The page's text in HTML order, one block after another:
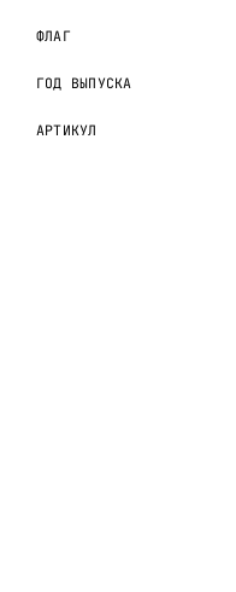
ФЛАГ
ГОД ВЫПУСКА
АРТИКУЛ